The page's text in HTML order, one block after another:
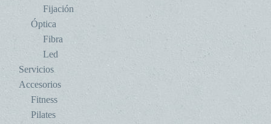
Fijación
Óptica
Fibra
Led
Servicios
Accesorios
Fitness
Pilates